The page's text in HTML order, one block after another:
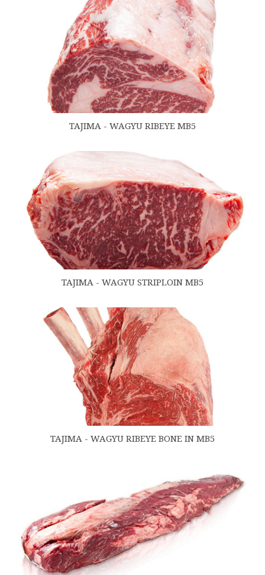
TAJIMA - WAGYU RIBEYE MB5
TAJIMA - WAGYU STRIPLOIN MB5
TAJIMA - WAGYU RIBEYE BONE IN MB5